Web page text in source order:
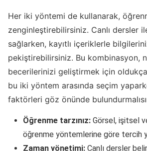
Her iki yöntemi de kullanarak,
zenginleştirebilirsiniz. Canlı dersler
sağlarken, kayıtlı içeriklerle
pekiştirebilirsiniz. Bu kombinasyon,
becerilerinizi geliştirmek için
bu iki yöntem arasında seçim
faktörleri göz önünde
Öğrenme tarzınız: Görsel, işitsel
öğrenme yöntemlerine göre tercih
Zaman yönetimi: Canlı dersler